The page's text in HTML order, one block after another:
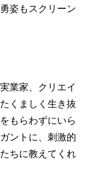
姿もスクリーン
業家、クリエイ
くましく生き抜
もらわずにいら
ントに、刺激的
ちに教えてくれ